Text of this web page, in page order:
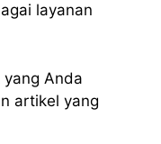
layanan
Anda
artikel yang